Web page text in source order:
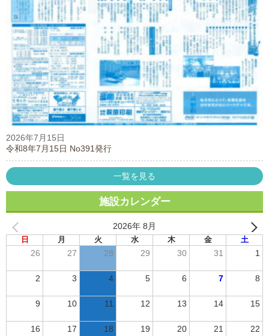
2026年7月15日
令和8年7月15日 No391発行
一覧を見る
施設カレンダー
2026年 8月
日 月 火 水 木 金 土
26 27 28 29 30 31 1
2 3 4 5 6 7 8
9 10 11 12 13 14 15
16 17 18 19 20 21 22